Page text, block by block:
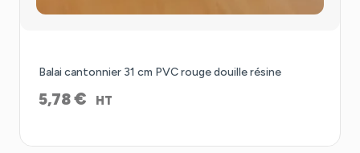
Balai cantonnier 31 cm PVC rouge douille résine
5,78€ HT